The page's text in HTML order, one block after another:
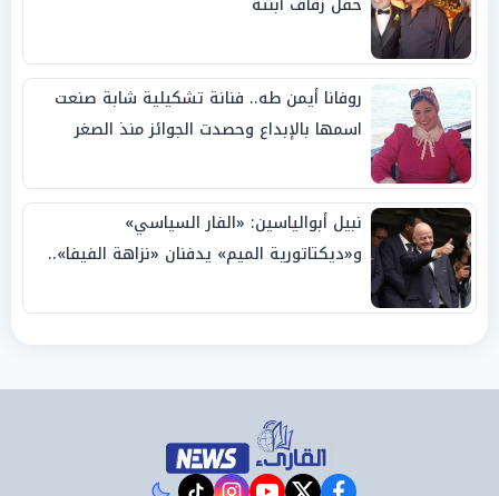
روفانا أيمن طه.. فنانة تشكيلية شابة صنعت
اسمها بالإبداع وحصدت الجوائز منذ الصغر
نبيل أبوالياسين: «الفار السياسي»
و«ديكتاتورية الميم» يدفنان «نزاهة الفيفا»..